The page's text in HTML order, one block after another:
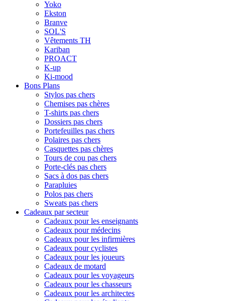
Yoko
Ekston
Branve
SOL'S
Vêtements TH
Kariban
PROACT
K-up
Ki-mood
Bons Plans
Stylos pas chers
Chemises pas chères
T-shirts pas chers
Dossiers pas chers
Portefeuilles pas chers
Polaires pas chers
Casquettes pas chères
Tours de cou pas chers
Porte-clés pas chers
Sacs à dos pas chers
Parapluies
Polos pas chers
Sweats pas chers
Cadeaux par secteur
Cadeaux pour les enseignants
Cadeaux pour médecins
Cadeaux pour les infirmières
Cadeaux pour cyclistes
Cadeaux pour les joueurs
Cadeaux de motard
Cadeaux pour les voyageurs
Cadeaux pour les chasseurs
Cadeaux pour les architectes